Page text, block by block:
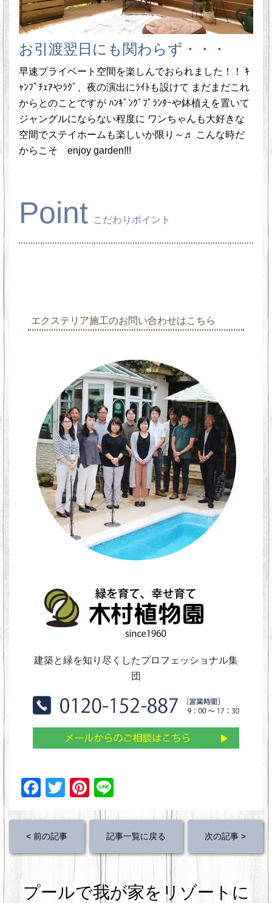
お引渡翌日にも関わらず・・・
早速プライベート空間を楽しんでおられました！！ ｷ
ｬﾝﾌﾟﾁｪｱやﾗｸﾞ、夜の演出にﾗｲﾄも設けて まだまだこれ
からとのことですが ﾊﾝｷﾞﾝｸﾞﾌﾟﾗﾝﾀｰや鉢植えを置いて
ジャングルにならない程度に ワンちゃんも大好きな
空間でステイホームも楽しいか限り～♬ こんな時だ
からこそ enjoy garden!!!
Point こだわりポイント
エクステリア施工のお問い合わせはこちら
建築と緑を知り尽くしたプロフェッショナル集
団
F
a
c
e
o
T
wi
tt
er
Pi
nt
er
e
st
n
e
< 前の記事 記事一覧に戻る 次の記事 >
プールで我が家をリゾートに